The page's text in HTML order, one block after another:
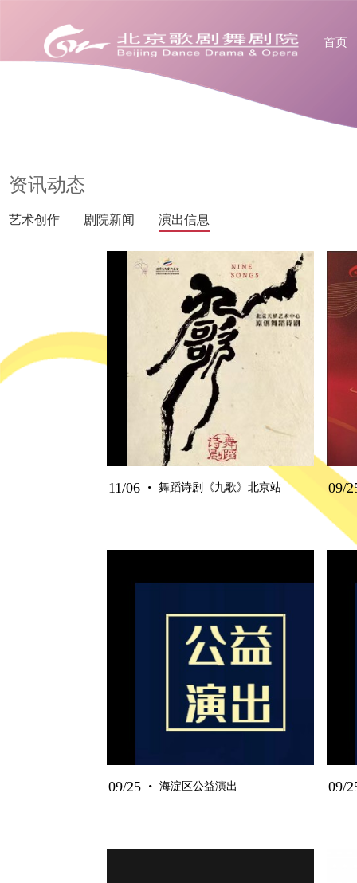
首页
资讯动态
艺术创作 剧院新闻 演出信息
11/06· 舞蹈诗剧《九歌》北京站 09/
09/25· 海淀区公益演出 09/